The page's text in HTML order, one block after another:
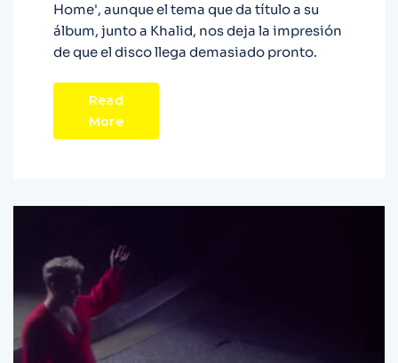
Home', aunque el tema que da título a su
álbum, junto a Khalid, nos deja la impresión
de que el disco llega demasiado pronto.
Read
More